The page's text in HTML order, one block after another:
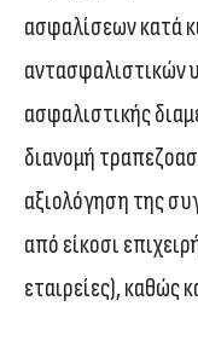
ασφαλίσεων κατά
αντασφαλιστικών
ασφαλιστικής
διανομή
αξιολόγηση της
από είκοσι
εταιρείες), καθώς